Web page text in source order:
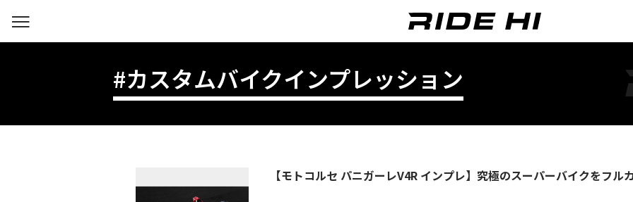
#カスタムバイクインプレッション
【モトコルセ パニガーレV4R インプレ】究極のスーパーバイクをフル